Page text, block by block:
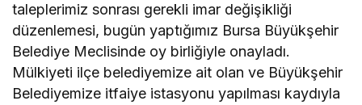
taleplerimiz sonrası gerekli imar değişikliği
düzenlemesi, bugün yaptığımız Bursa Büyükşehir
Belediye Meclisinde oy birliğiyle onayladı.
Mülkiyeti ilçe belediyemize ait olan ve Büyükşehir
Belediyemize itfaiye istasyonu yapılması kaydıyla